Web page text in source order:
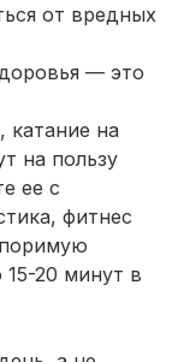
от вредных
— это
катание на
на пользу
ее с
фитнес
15-20 минут в